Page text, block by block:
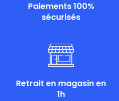
Paiements 100%
sécurisés
Retrait en magasin en
1h